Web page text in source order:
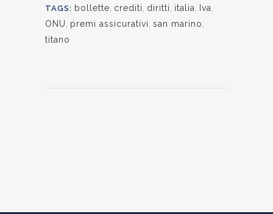
TAGS: bollette crediti diritti italia Iva
ONU
premi assicurativi san marino
titano